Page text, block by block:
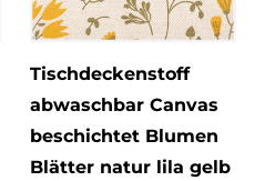
Tischdeckenstoff
abwaschbar Canvas
beschichtet Blumen
Blätter natur lila gelb